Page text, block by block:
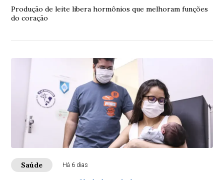
Produção de leite libera hormônios que melhoram funções
do coração
Saúde Há 6 dias